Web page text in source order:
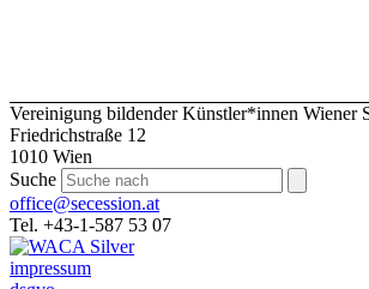
Vereinigung bildender Künstler*innen Wiener
Friedrichstraße 12
1010 Wien
Suche
office@secession.at
Tel. +43-1-587 53 07
impressum